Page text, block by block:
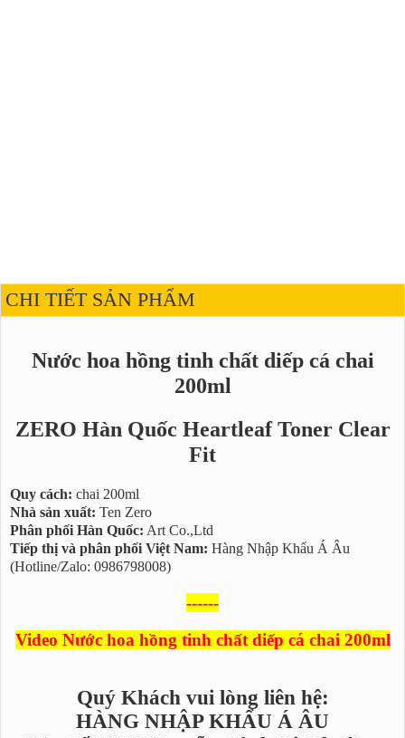
CHI TIẾT SẢN PHẨM
Nước hoa hồng tinh chất diếp cá chai
200ml
ZERO Hàn Quốc Heartleaf Toner Clear
Fit
Quy cách: chai 200ml
Nhà sản xuất: Ten Zero
Phân phối Hàn Quốc: Art Co.,Ltd
Tiếp thị và phân phối Việt Nam: Hàng Nhập Khẩu Á Âu
(Hotline/Zalo: 0986798008)
------
Video Nước hoa hồng tinh chất diếp cá chai 200ml
Quý Khách vui lòng liên hệ:
HÀNG NHẬP KHẨU Á ÂU